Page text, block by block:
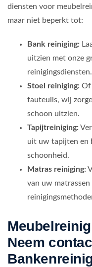
diensten voor
maar niet beperkt tot:
Bank reiniging:
uitzien met onze
reinigingsdiensten.
Stoel reiniging: Of
fauteuils, wij
schoon uitzien.
Tapijtreiniging:
uit uw tapijten en
schoonheid.
Matras reiniging:
van uw
Neem